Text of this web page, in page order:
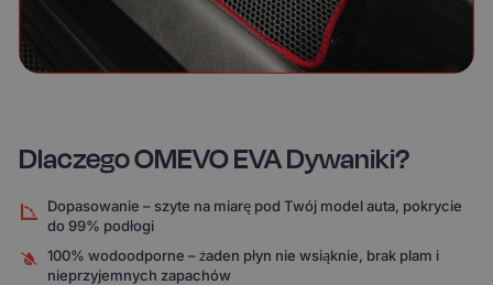
Dlaczego OMEVO EVA Dywaniki?
Dopasowanie – szyte na miarę pod Twój model auta, pokrycie
do 99% podłogi
100% wodoodporne – żaden płyn nie wsiąknie, brak plam i
nieprzyjemnych zapachów